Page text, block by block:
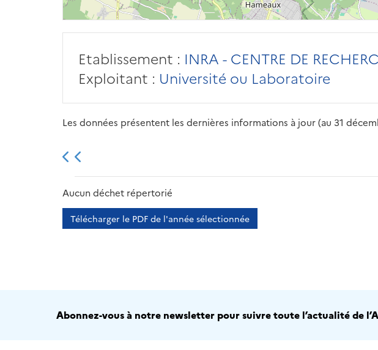
Etablissement : INRA - CENTRE DE
Exploitant : Université ou Laboratoire
Les données présentent les dernières informations à jour (au 31
2013 2014
Aucun déchet répertorié
Télécharger le PDF de l'année sélectionnée
Abonnez-vous à notre newsletter pour suivre toute l’actualité de